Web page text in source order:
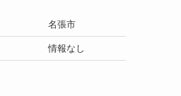
名張市
情報なし